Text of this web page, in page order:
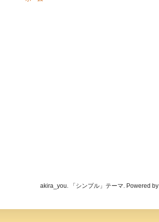
akira_you. 「シンプル」テーマ. Powered by